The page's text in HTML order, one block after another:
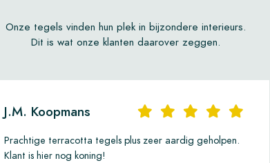
Onze tegels vinden hun plek in bijzondere interieurs.
Dit is wat onze klanten daarover zeggen.
J.M. Koopmans
Prachtige terracotta tegels plus zeer aardig geholpen.
Klant is hier nog koning!